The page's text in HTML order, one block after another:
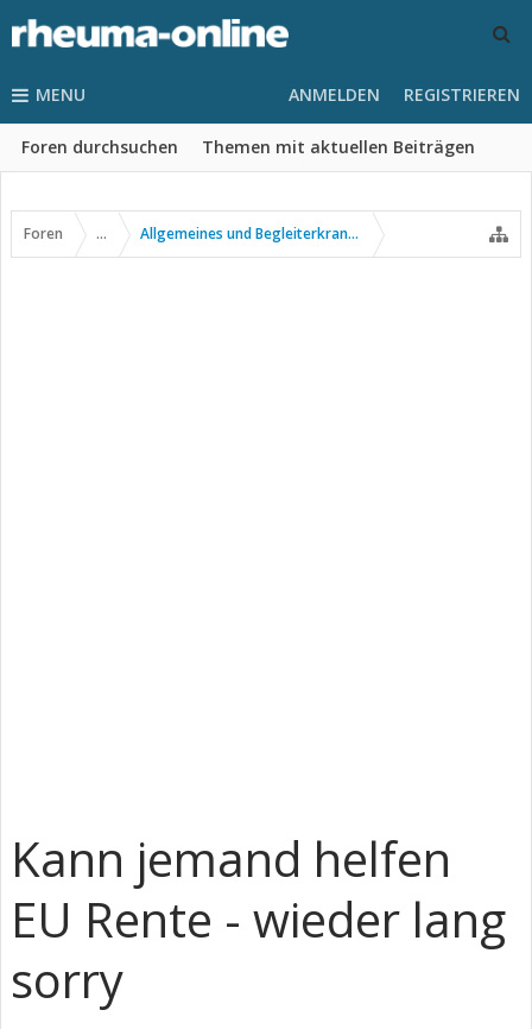
MENU
Foren durchsuchen Themen mit aktuellen Beiträgen
ANMELDEN REGISTRIEREN
Foren ... Allgemeines und Begleiterkrankungen
Kann jemand helfen
EU Rente - wieder lang
sorry